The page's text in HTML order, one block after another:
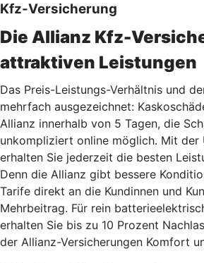
Kfz-Versicherung
Die Allianz Kfz-
attraktiven Leistungen
Das Preis-Leistungs-Verhältnis und
mehrfach ausgezeichnet:
Allianz innerhalb von 5 Tagen, die
unkompliziert online möglich. Mit der
erhalten Sie jederzeit die besten
Denn die Allianz gibt bessere
Tarife direkt an die Kundinnen und
Mehrbeitrag. Für rein
erhalten Sie bis zu 10 Prozent
der Allianz-Versicherungen Komfort